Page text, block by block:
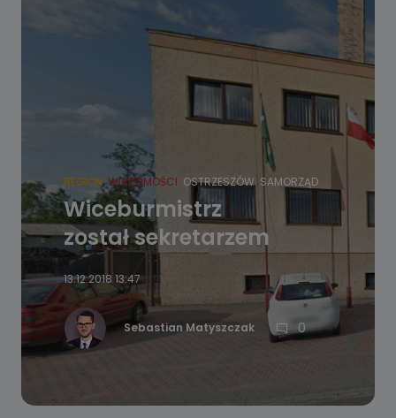
REGION WIADOMOŚCI OSTRZESZÓW SAMORZĄD
Wiceburmistrz
został sekretarzem
13.12.2018 13:47
Sebastian Matyszczak 0